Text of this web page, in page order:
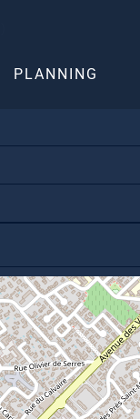
PLANNING